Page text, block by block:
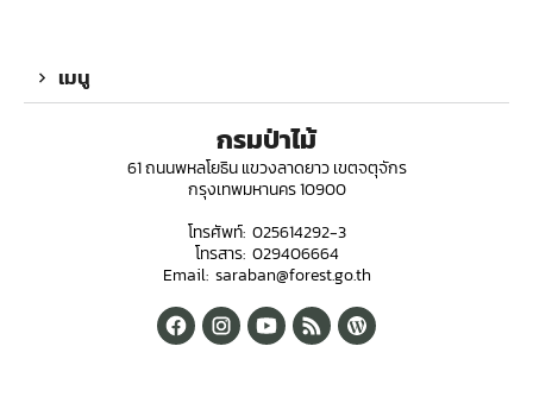
เมนู
กรมป่าไม้
61 ถนนพหลโยธิน แขวงลาดยาว เขตจตุจักร
กรุงเทพมหานคร 10900
โทรศัพท์: 025614292-3
โทรสาร: 029406664
Email: saraban@forest.go.th